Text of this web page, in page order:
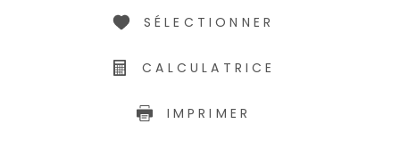
SÉLECTIONNER
CALCULATRICE
IMPRIMER